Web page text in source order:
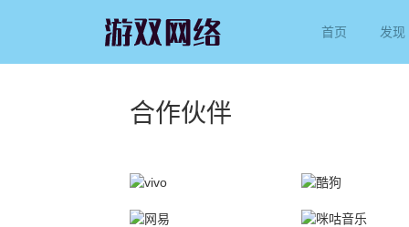
首页 发现
合作伙伴